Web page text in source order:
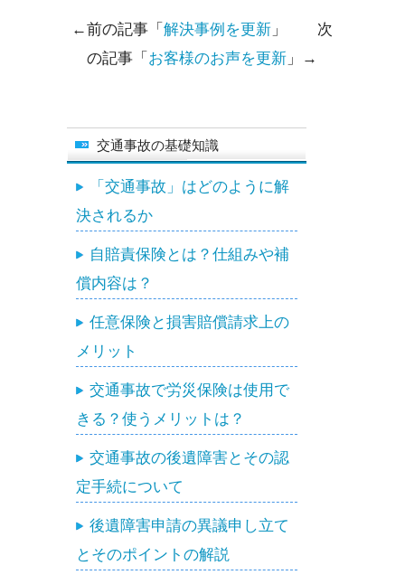
←前の記事「解決事例を更新 」 次
の記事「 お客様のお声を更新 」→
交通事故の基礎知識
「交通事故」はどのように解
決されるか
自賠責保険とは？仕組みや補
償内容は？
任意保険と損害賠償請求上の
メリット
交通事故で労災保険は使用で
きる？使うメリットは？
交通事故の後遺障害とその認
定手続について
後遺障害申請の異議申し立て
とそのポイントの解説